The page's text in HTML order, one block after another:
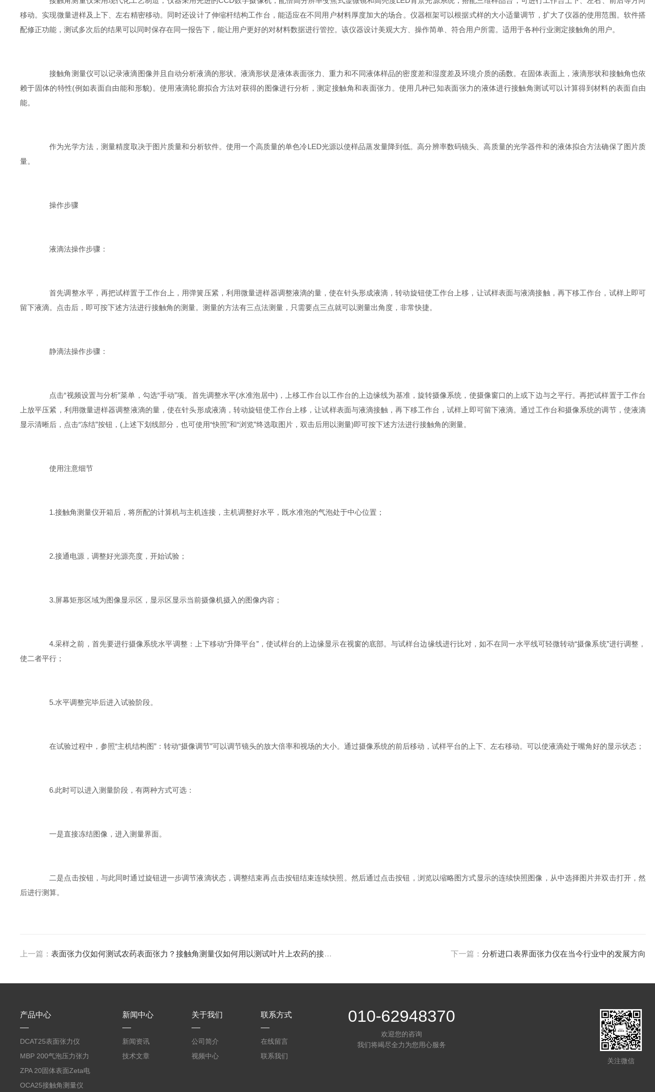
移动。实现微量进样及上下、左右精密移动。同时还设计了伸缩杆结构工作台，能适应在不同用户材料厚度加大的场合。仪器框架可以根据式样的大小适量调节，扩大了仪器的使用范围。软件搭
配修正功能，测试多次后的结果可以同时保存在同一报告下，能让用户更好的对材料数据进行管控。该仪器设计美观大方、操作简单、符合用户所需。适用于各种行业测定接触角的用户。
接触角测量仪可以记录液滴图像并且自动分析液滴的形状。液滴形状是液体表面张力、重力和不同液体样品的密度差和湿度差及环境介质的函数。在固体表面上，液滴形状和接触角也依
赖于固体的特性(例如表面自由能和形貌)。使用液滴轮廓拟合方法对获得的图像进行分析，测定接触角和表面张力。使用几种已知表面张力的液体进行接触角测试可以计算得到材料的表面自由
能。
作为光学方法，测量精度取决于图片质量和分析软件。使用一个高质量的单色冷LED光源以使样品蒸发量降到低。高分辨率数码镜头、高质量的光学器件和的液体拟合方法确保了图片质
量。
操作步骤
液滴法操作步骤：
首先调整水平，再把试样置于工作台上，用弹簧压紧，利用微量进样器调整液滴的量，使在针头形成液滴，转动旋钮使工作台上移，让试样表面与液滴接触，再下移工作台，试样上即可
留下液滴。点击后，即可按下述方法进行接触角的测量。测量的方法有三点法测量，只需要点三点就可以测量出角度，非常快捷。
静滴法操作步骤：
点击“视频设置与分析”菜单，勾选“手动”项。首先调整水平(水准泡居中)，上移工作台以工作台的上边缘线为基准，旋转摄像系统，使摄像窗口的上或下边与之平行。再把试样置于工作台
上放平压紧，利用微量进样器调整液滴的量，使在针头形成液滴，转动旋钮使工作台上移，让试样表面与液滴接触，再下移工作台，试样上即可留下液滴。通过工作台和摄像系统的调节，使液滴
显示清晰后，点击“冻结”按钮，(上述下划线部分，也可使用“快照”和“浏览”终选取图片，双击后用以测量)即可按下述方法进行接触角的测量。
使用注意细节
1.接触角测量仪开箱后，将所配的计算机与主机连接，主机调整好水平，既水准泡的气泡处于中心位置；
2.接通电源，调整好光源亮度，开始试验；
3.屏幕矩形区域为图像显示区，显示区显示当前摄像机摄入的图像内容；
4.采样之前，首先要进行摄像系统水平调整：上下移动“升降平台”，使试样台的上边缘显示在视窗的底部。与试样台边缘线进行比对，如不在同一水平线可轻微转动“摄像系统”进行调整，
使二者平行；
5.水平调整完毕后进入试验阶段。
在试验过程中，参照“主机结构图”：转动“摄像调节”可以调节镜头的放大倍率和视场的大小。通过摄像系统的前后移动，试样平台的上下、左右移动。可以使液滴处于嘴角好的显示状态；
6.此时可以进入测量阶段，有两种方式可选：
一是直接冻结图像，进入测量界面。
二是点击按钮，与此同时通过旋钮进一步调节液滴状态，调整结束再点击按钮结束连续快照。然后通过点击按钮，浏览以缩略图方式显示的连续快照图像，从中选择图片并双击打开，然
后进行测算。
上一篇： 表面张力仪如何测试农药表面张力？接触角测量仪如何用以测试叶片上农药的接触角值 下一篇：分析进口表界面张力仪在当今行业中的发展方向
产品中心
DCAT25表面张力仪
MBP 200气泡压力张力
仪
ZPA 20固体表面Zeta电
位分析仪
OCA25接触角测量仪
新闻中心
新闻资讯
技术文章
关于我们
公司简介
视频中心
联系方式
在线留言
联系我们
010-62948370
欢迎您的咨询
我们将竭尽全力为您用心服务
关注微信